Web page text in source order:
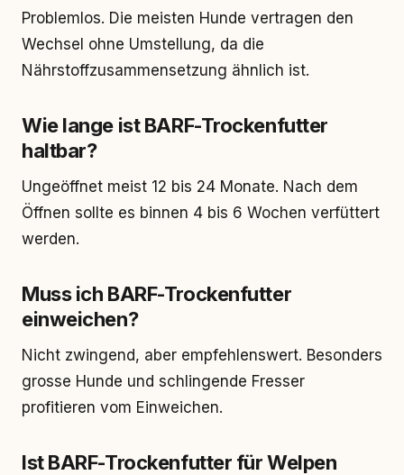
Problemlos. Die meisten Hunde vertragen den
Wechsel ohne Umstellung, da die
Nährstoffzusammensetzung ähnlich ist.
Wie lange ist BARF-Trockenfutter
haltbar?
Ungeöffnet meist 12 bis 24 Monate. Nach dem
Öffnen sollte es binnen 4 bis 6 Wochen verfüttert
werden.
Muss ich BARF-Trockenfutter
einweichen?
Nicht zwingend, aber empfehlenswert. Besonders
grosse Hunde und schlingende Fresser
profitieren vom Einweichen.
Ist BARF-Trockenfutter für Welpen